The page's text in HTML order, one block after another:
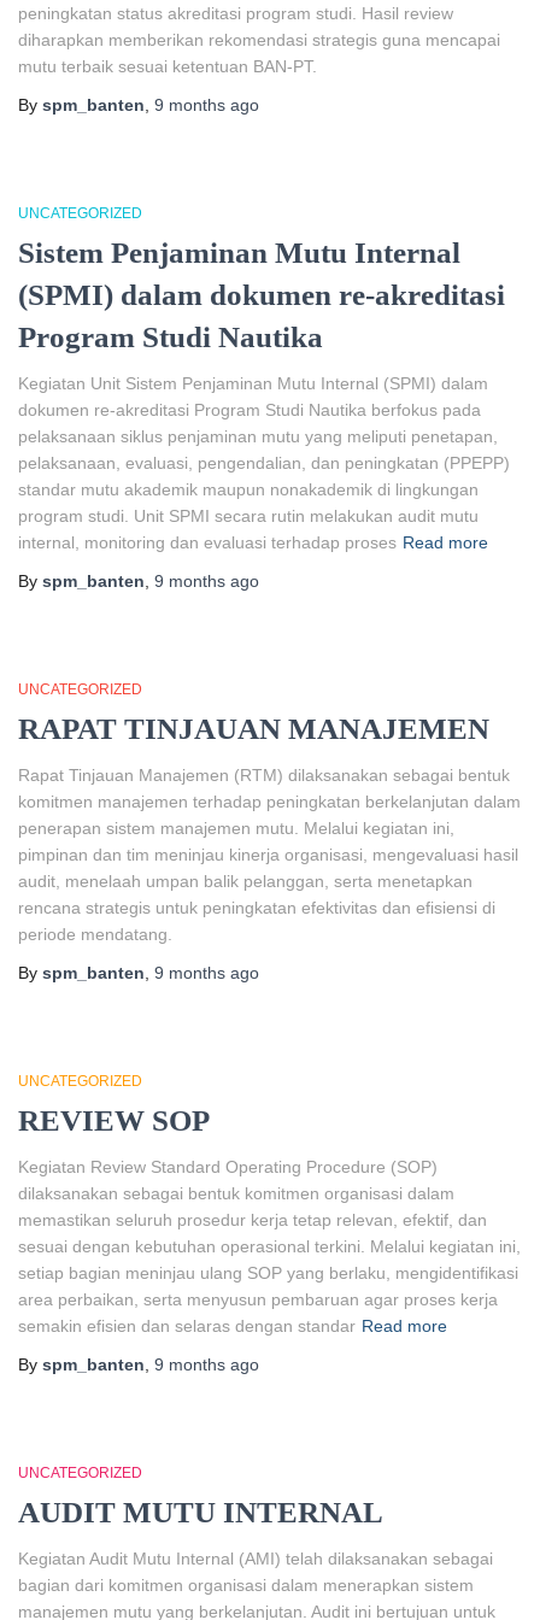
peningkatan status akreditasi program studi. Hasil review
diharapkan memberikan rekomendasi strategis guna mencapai
mutu terbaik sesuai ketentuan BAN-PT.
By spm_banten 9 months ago
UNCATEGORIZED
Sistem Penjaminan Mutu Internal
(SPMI) dalam dokumen re-akreditasi
Program Studi Nautika
Kegiatan Unit Sistem Penjaminan Mutu Internal (SPMI) dalam
dokumen re-akreditasi Program Studi Nautika berfokus pada
pelaksanaan siklus penjaminan mutu yang meliputi penetapan,
pelaksanaan, evaluasi, pengendalian, dan peningkatan (PPEPP)
standar mutu akademik maupun nonakademik di lingkungan
program studi. Unit SPMI secara rutin melakukan audit mutu
internal, monitoring dan evaluasi terhadap proses Read more
By spm_banten 9 months ago
UNCATEGORIZED
RAPAT TINJAUAN MANAJEMEN
Rapat Tinjauan Manajemen (RTM) dilaksanakan sebagai bentuk
komitmen manajemen terhadap peningkatan berkelanjutan dalam
penerapan sistem manajemen mutu. Melalui kegiatan ini,
pimpinan dan tim meninjau kinerja organisasi, mengevaluasi hasil
audit, menelaah umpan balik pelanggan, serta menetapkan
rencana strategis untuk peningkatan efektivitas dan efisiensi di
periode mendatang.
By spm_banten 9 months ago
UNCATEGORIZED
REVIEW SOP
Kegiatan Review Standard Operating Procedure (SOP)
dilaksanakan sebagai bentuk komitmen organisasi dalam
memastikan seluruh prosedur kerja tetap relevan, efektif, dan
sesuai dengan kebutuhan operasional terkini. Melalui kegiatan ini,
setiap bagian meninjau ulang SOP yang berlaku, mengidentifikasi
area perbaikan, serta menyusun pembaruan agar proses kerja
semakin efisien dan selaras dengan standar Read more
By spm_banten 9 months ago
UNCATEGORIZED
AUDIT MUTU INTERNAL
Kegiatan Audit Mutu Internal (AMI) telah dilaksanakan sebagai
bagian dari komitmen organisasi dalam menerapkan sistem
manajemen mutu yang berkelanjutan. Audit ini bertujuan untuk